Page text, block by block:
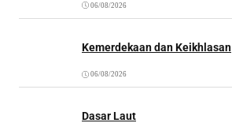
06/08/2026
Kemerdekaan dan Keikhlasan
06/08/2026
Dasar Laut